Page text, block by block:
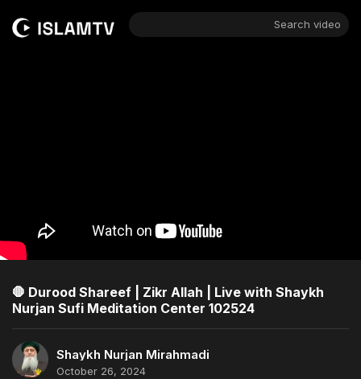
Search video
🛑 Durood Shareef | Zikr Allah | Live with Shaykh
Nurjan Sufi Meditation Center 102524
Shaykh Nurjan Mirahmadi
October 26, 2024